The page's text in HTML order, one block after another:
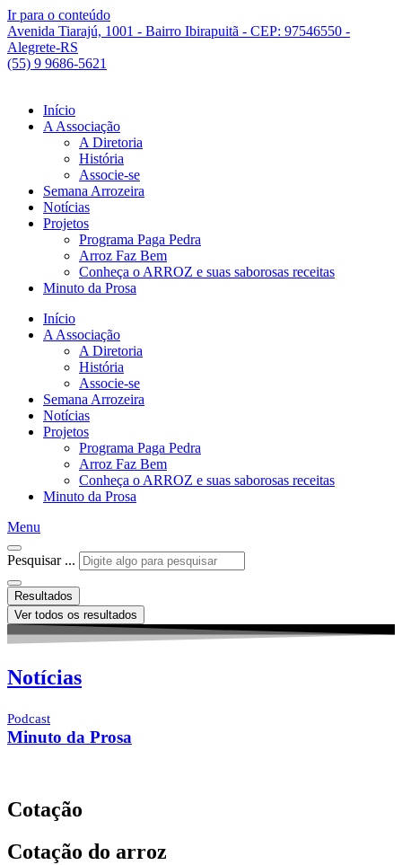
Ir para o conteúdo
Avenida Tiarajú, 1001 - Bairro Ibirapuitã - CEP: 97546550 -
Alegrete-RS
(55) 9 9686-5621
Início
A Associação
A Diretoria
História
Associe-se
Semana Arrozeira
Notícias
Projetos
Programa Paga Pedra
Arroz Faz Bem
Conheça o ARROZ e suas saborosas receitas
Minuto da Prosa
Início
A Associação
A Diretoria
História
Associe-se
Semana Arrozeira
Notícias
Projetos
Programa Paga Pedra
Arroz Faz Bem
Conheça o ARROZ e suas saborosas receitas
Minuto da Prosa
Menu
Pesquisar ...
Resultados
Ver todos os resultados
Notícias
Podcast
Minuto da Prosa
Cotação
Cotação do arroz